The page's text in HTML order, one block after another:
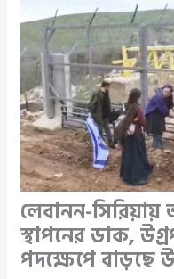
লেবানন-
স্থাপনের ডাক,
পদক্ষেপে বাড়ছে